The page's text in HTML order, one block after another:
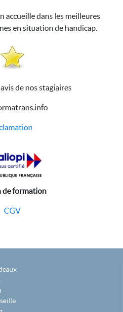
accueille dans les meilleures
en situation de handicap.
de nos stagiaires
de formation
CGV